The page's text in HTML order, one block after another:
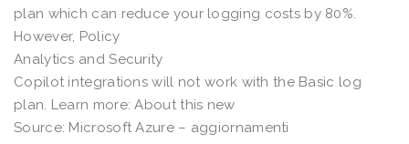
plan which can reduce your logging costs by 80%.
However, Policy
Analytics and Security
Copilot integrations will not work with the Basic log
plan. Learn more: About this new
Source: Microsoft Azure – aggiornamenti